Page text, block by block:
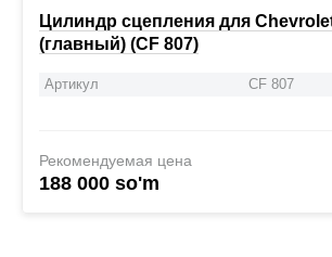
Цилиндр сцепления для
(главный) (CF 807)
Артикул CF 807
Рекомендуемая цена
188 000 so'm